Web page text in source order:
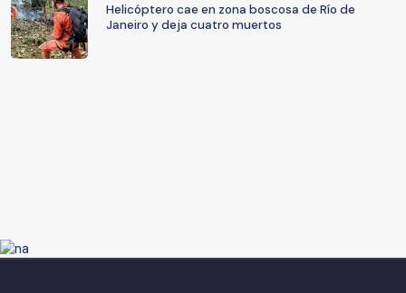
Helicóptero cae en zona boscosa de Río de
Janeiro y deja cuatro muertos